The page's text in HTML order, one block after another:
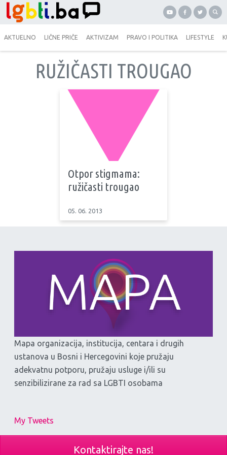
AKTUELNO LIČNE PRIČE AKTIVIZAM PRAVO I POLITIKA LIFESTYLE
RUŽIČASTI TROUGAO
Otpor stigmama:
ružičasti trougao
05. 06. 2013
Mapa organizacija, institucija, centara i drugih
ustanova u Bosni i Hercegovini koje pružaju
adekvatnu potporu, pružaju usluge i/ili su
senzibilizirane za rad sa LGBTI osobama
My Tweets
Kontaktirajte nas!